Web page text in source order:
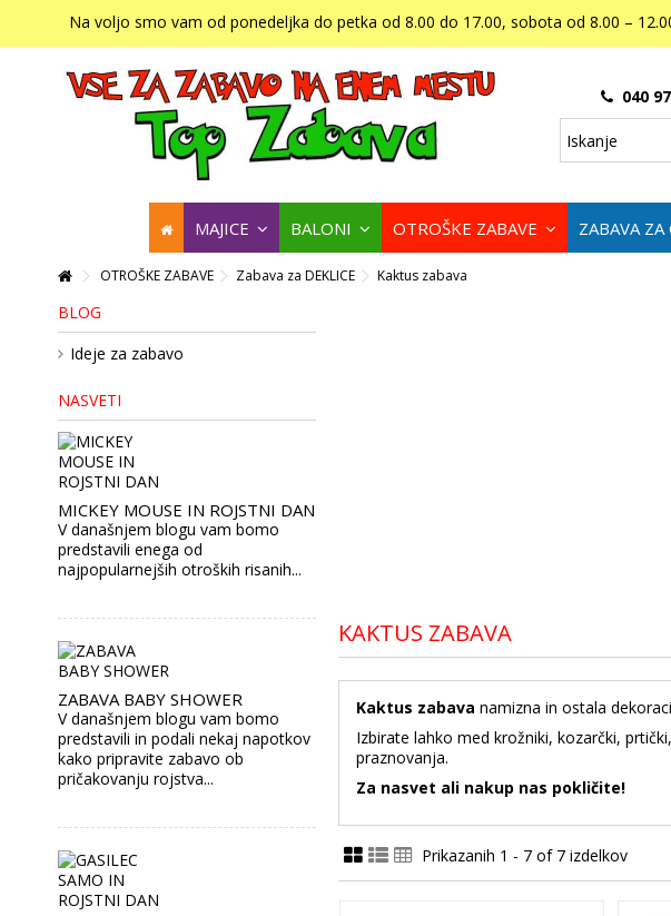
Na voljo smo vam od ponedeljka do petka od 8.00 do 17.00, sobota od 8.00 –
040
MAJICE BALONI OTROŠKE ZABAVE ZABAVA ZA
OTROŠKE ZABAVE Zabava za DEKLICE Kaktus zabava
KAKTUS ZABAVA
Kaktus zabava namizna in ostala
Izbirate lahko med krožniki, kozarčki,
praznovanja.
Za nasvet ali nakup nas pokličite!
Prikazanih 1 - 7 of 7 izdelkov
BLOG
Ideje za zabavo
NASVETI
MICKEY MOUSE IN ROJSTNI DAN
V današnjem blogu vam bomo
predstavili enega od
najpopularnejših otroških risanih...
ZABAVA BABY SHOWER
V današnjem blogu vam bomo
predstavili in podali nekaj napotkov
kako pripravite zabavo ob
pričakovanju rojstva...